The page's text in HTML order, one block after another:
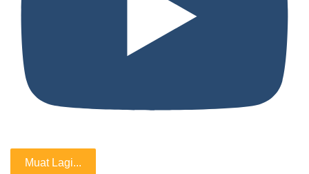
Muat Lagi...